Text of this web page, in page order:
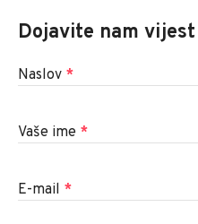
Dojavite nam vijest
Naslov *
Vaše ime *
E-mail *